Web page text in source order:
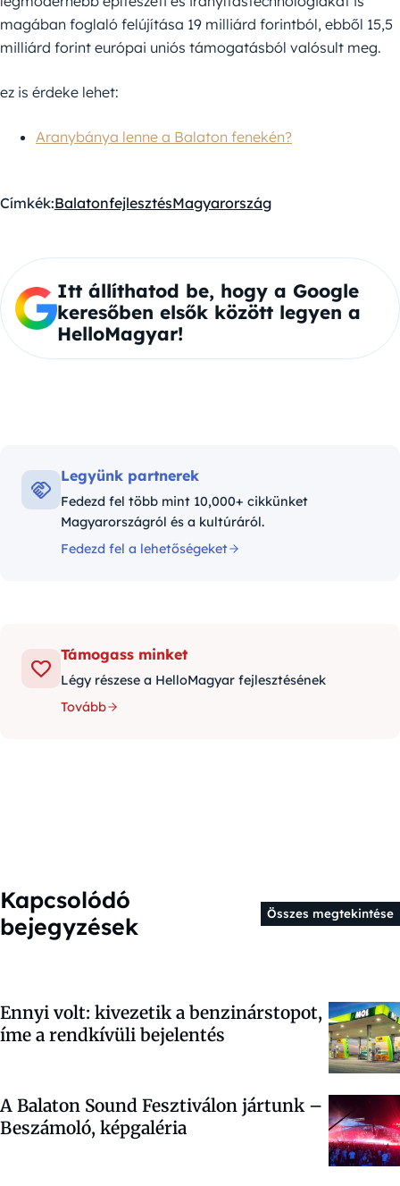
magában foglaló felújítása 19 milliárd forintból, ebből 15,5
milliárd forint európai uniós támogatásból valósult meg.
ez is érdeke lehet:
Aranybánya lenne a Balaton fenekén?
Címkék:BalatonfejlesztésMagyarország
Itt állíthatod be, hogy a Google
keresőben elsők között legyen a
HelloMagyar!
Legyünk partnerek
Fedezd fel több mint 10,000+ cikkünket
Magyarországról és a kultúráról.
Fedezd fel a lehetőségeket
Támogass minket
Légy részese a HelloMagyar fejlesztésének
Tovább
Kapcsolódó
bejegyzések
Összes megtekintése
Ennyi volt: kivezetik a benzinárstopot,
íme a rendkívüli bejelentés
A Balaton Sound Fesztiválon jártunk –
Beszámoló, képgaléria